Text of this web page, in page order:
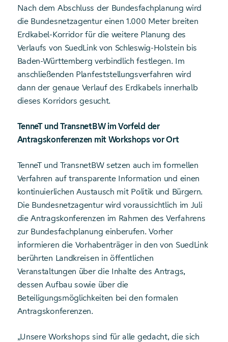
Nach dem Abschluss der Bundesfachplanung wird
die Bundesnetzagentur einen 1.000 Meter breiten
Erdkabel-Korridor für die weitere Planung des
Verlaufs von SuedLink von Schleswig-Holstein bis
Baden-Württemberg verbindlich festlegen. Im
anschließenden Planfeststellungsverfahren wird
dann der genaue Verlauf des Erdkabels innerhalb
dieses Korridors gesucht.
TenneT und TransnetBW im Vorfeld der
Antragskonferenzen mit Workshops vor Ort
TenneT und TransnetBW setzen auch im formellen
Verfahren auf transparente Information und einen
kontinuierlichen Austausch mit Politik und Bürgern.
Die Bundesnetzagentur wird voraussichtlich im Juli
die Antragskonferenzen im Rahmen des Verfahrens
zur Bundesfachplanung einberufen. Vorher
informieren die Vorhabenträger in den von SuedLink
berührten Landkreisen in öffentlichen
Veranstaltungen über die Inhalte des Antrags,
dessen Aufbau sowie über die
Beteiligungsmöglichkeiten bei den formalen
Antragskonferenzen.
„Unsere Workshops sind für alle gedacht, die sich